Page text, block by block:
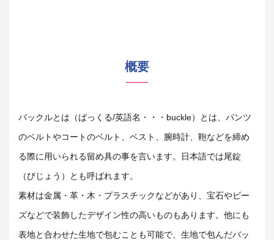
概要
バックルとは（ばっくる/英語名・・・buckle）とは、パンツ
のベルトやコートのベルト、ベスト、腕時計、鞄などを締め
る際に用いられる留め具の事を言います。日本語では尾錠
（びじょう）とも呼ばれます。
素材は金属・革・木・プラスチックなどがあり、宝石やビー
ズなどで装飾したデザイン性の高いものもあります。他にも
表地と合わせた生地で包むことも可能で、生地で包んだバッ